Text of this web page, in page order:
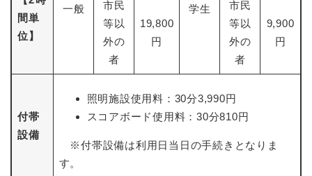
間単
位】
一般 学生
市民
等以
外の
者
19,800
円
市民
等以
外の
者
9,900
円
付帯
設備
照明施設使用料：30分3,990円
スコアボード使用料：30分810円
※付帯設備は利用日当日の手続きとなりま
す。